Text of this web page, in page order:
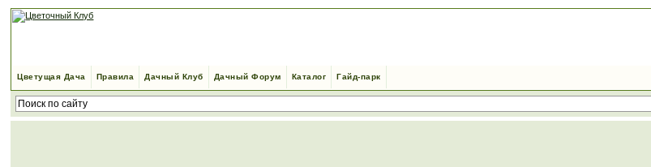
Цветущая Дача Правила Дачный Клуб Дачный Форум Каталог Гайд-парк